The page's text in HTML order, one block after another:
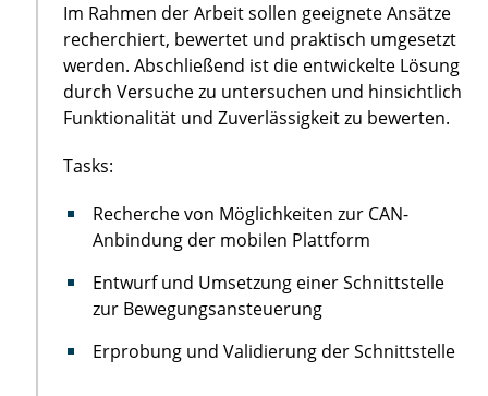
Im Rahmen der Arbeit sollen geeignete Ansätze
recherchiert, bewertet und praktisch umgesetzt
werden. Abschließend ist die entwickelte Lösung
durch Versuche zu untersuchen und hinsichtlich
Funktionalität und Zuverlässigkeit zu bewerten.
Tasks:
Recherche von Möglichkeiten zur CAN-
Anbindung der mobilen Plattform
Entwurf und Umsetzung einer Schnittstelle
zur Bewegungsansteuerung
Erprobung und Validierung der Schnittstelle